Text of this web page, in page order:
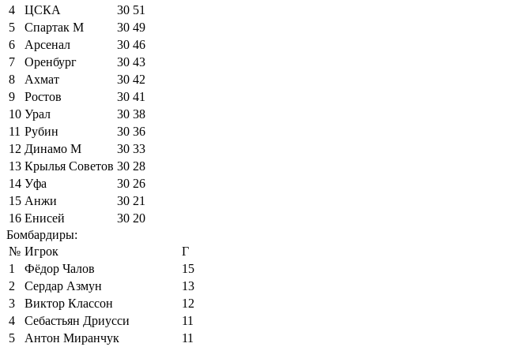
4
ЦСКА 30 51
5
Спартак М 30 49
6
Арсенал 30 46
7
Оренбург 30 43
8
Ахмат 30 42
9
Ростов 30 41
10 Урал 30 38
11 Рубин 30 36
12 Динамо М 30 33
13 Крылья Советов 30 28
14 Уфа 30 26
15 Анжи 30 21
16 Енисей 30 20
Бомбардиры:
№ Игрок
Г
1
Фёдор Чалов
15
2
Сердар Азмун
13
3
Виктор Классон
12
4
Себастьян Дриусси
11
5
Антон Миранчук
11